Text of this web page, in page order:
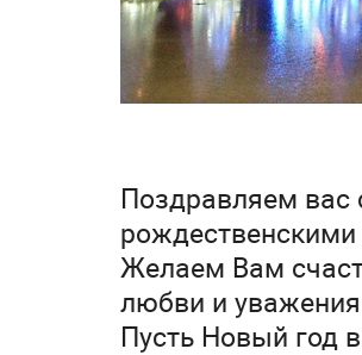
Поздравляем
Желаем Вам
любви и
Пусть Новый год